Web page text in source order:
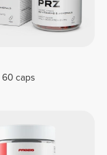
60 caps